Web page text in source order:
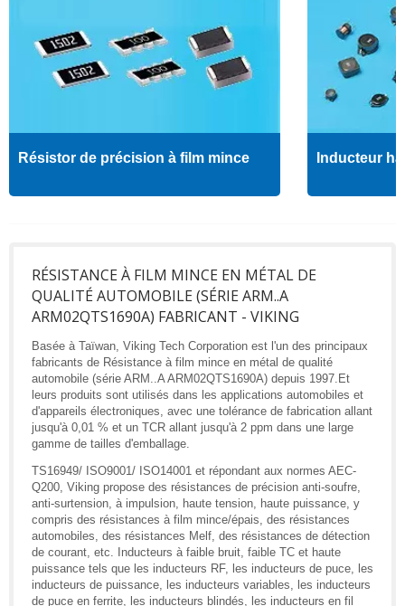
Résistor de précision à film mince Inducteur
RÉSISTANCE À FILM MINCE EN MÉTAL DE
QUALITÉ AUTOMOBILE (SÉRIE ARM..A
ARM02QTS1690A) FABRICANT - VIKING
Basée à Taïwan, Viking Tech Corporation est l'un des principaux
fabricants de Résistance à film mince en métal de qualité
automobile (série ARM..A ARM02QTS1690A) depuis 1997.Et
leurs produits sont utilisés dans les applications automobiles et
d'appareils électroniques, avec une tolérance de fabrication allant
jusqu'à 0,01 % et un TCR allant jusqu'à 2 ppm dans une large
gamme de tailles d'emballage.
TS16949/ ISO9001/ ISO14001 et répondant aux normes AEC-
Q200, Viking propose des résistances de précision anti-soufre,
anti-surtension, à impulsion, haute tension, haute puissance, y
compris des résistances à film mince/épais, des résistances
automobiles, des résistances Melf, des résistances de détection
de courant, etc. Inducteurs à faible bruit, faible TC et haute
puissance tels que les inducteurs RF, les inducteurs de puce, les
inducteurs de puissance, les inducteurs variables, les inducteurs
de puce en ferrite, les inducteurs blindés, les inducteurs en fil